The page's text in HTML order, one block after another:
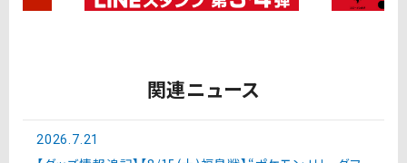
関連ニュース
2026.7.21